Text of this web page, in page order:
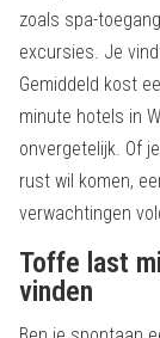
zoals spa-
excursies. Je
Gemiddeld kost
minute hotels in
onvergetelijk. Of
rust wil komen,
verwachtingen
Toffe last
vinden